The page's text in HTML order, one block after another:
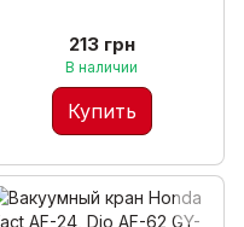
213 грн
В наличии
Купить